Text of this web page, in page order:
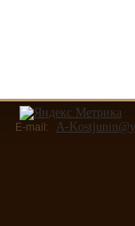
E-mail: A-